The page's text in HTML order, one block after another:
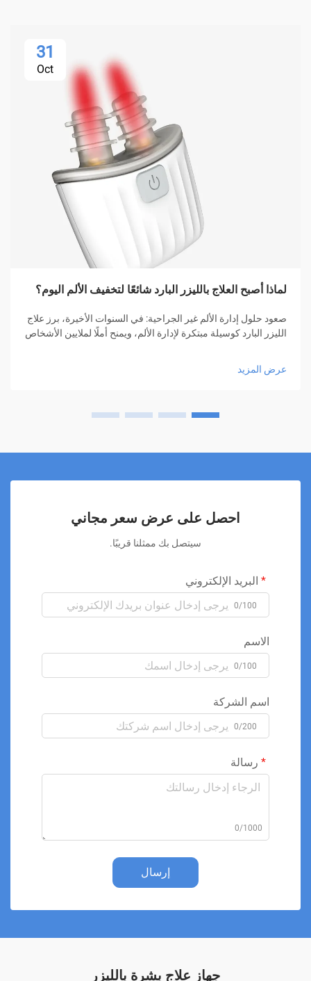
31
Oct
لماذا أصبح العلاج بالليزر البارد شائعًا لتخفيف الألم اليوم؟
صعود حلول إدارة الألم غير الجراحية: في السنوات الأخيرة، برز علاج
الليزر البارد كوسيلة مبتكرة لإدارة الألم، ويمنح أملًا لملايين الأشخاص
عرض المزيد
احصل على عرض سعر مجاني
سيتصل بك ممثلنا قريبًا.
البريد الإلكتروني
0/100
الاسم
0/100
اسم الشركة
0/200
رسالة
0/1000
إرسال
جهاز علاج بشرة بالليزر